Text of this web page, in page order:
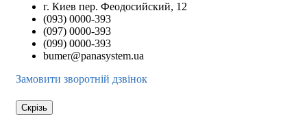
г. Киев пер. Феодосийский, 12
(093) 0000-393
(097) 0000-393
(099) 0000-393
bumer@panasystem.ua
Замовити зворотній дзвінок
Скрізь